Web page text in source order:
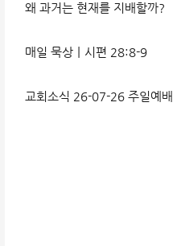
왜 과거는 현재를 지배할까?
매일 묵상ㅣ시편 28:8-9
교회소식 26-07-26 주일예배